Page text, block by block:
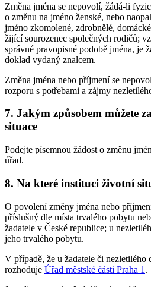
Změna jména se nepovolí, žádá-li
o změnu na jméno ženské, nebo
jméno zkomolené, zdrobnělé,
žijící sourozenec společných rodičů;
správné pravopisné podobě jména, je
doklad vydaný znalcem.
Změna jména nebo příjmení se
rozporu s potřebami a zájmy
7. Jakým způsobem můžete
situace
Podejte písemnou žádost o změnu
úřad.
8. Na které instituci životní
O povolení změny jména nebo
příslušný dle místa trvalého pobytu
žadatele v České republice; u
jeho trvalého pobytu.
V případě, že u žadatele či nezletilého
rozhoduje Úřad městské části Praha 1 .